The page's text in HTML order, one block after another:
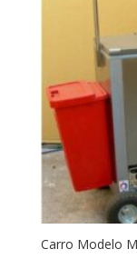
Carro Modelo